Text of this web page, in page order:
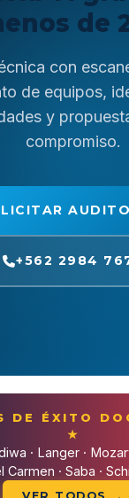
de
con
de equipos,
y
compromiso.
+562 2984
DE ÉXITO
★
· Langer ·
Carmen · Saba ·